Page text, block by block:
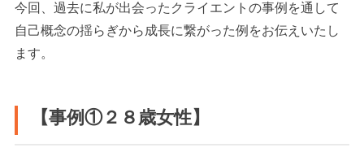
今回、過去に私が出会ったクライエントの事例を通して
自己概念の揺らぎから成長に繋がった例をお伝えいたし
ます。
【事例①２８歳女性】